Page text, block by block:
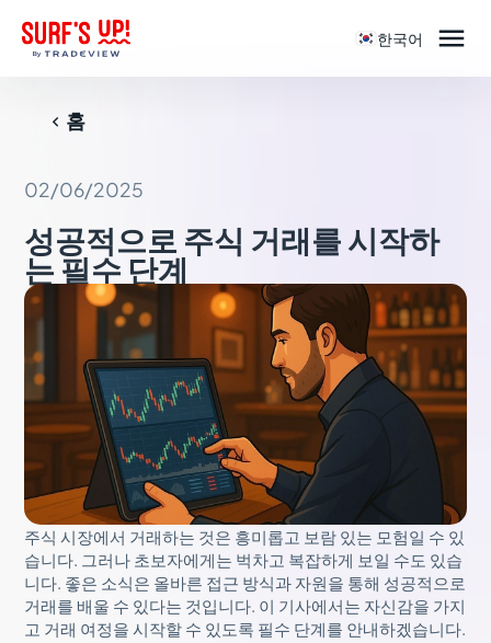
한국어 
 홈
02/06/2025
성공적으로 주식 거래를 시작하
는 필수 단계
주식 시장에서 거래하는 것은 흥미롭고 보람 있는 모험일 수 있
습니다. 그러나 초보자에게는 벅차고 복잡하게 보일 수도 있습
니다. 좋은 소식은 올바른 접근 방식과 자원을 통해 성공적으로
거래를 배울 수 있다는 것입니다. 이 기사에서는 자신감을 가지
고 거래 여정을 시작할 수 있도록 필수 단계를 안내하겠습니다.